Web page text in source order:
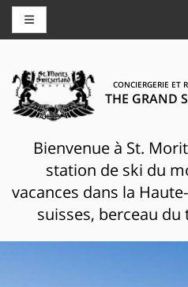
CONCIERGERIE ET
THE GRAND
Bienvenue à St.
station de ski du
vacances dans la
suisses, berceau